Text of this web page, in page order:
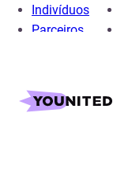
Indivíduos
Parceiros
Home